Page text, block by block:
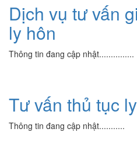
Dịch vụ tư vấn
ly hôn
Thông tin đang cập nhật...............
Tư vấn thủ tục
Thông tin đang cập nhật...........